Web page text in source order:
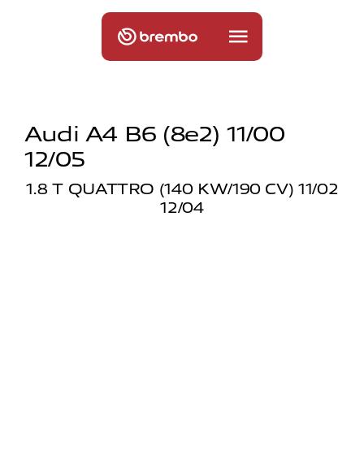
Audi A4 B6 (8e2) 11/00
12/05
1.8 T QUATTRO (140 KW/190 CV) 11/02
12/04